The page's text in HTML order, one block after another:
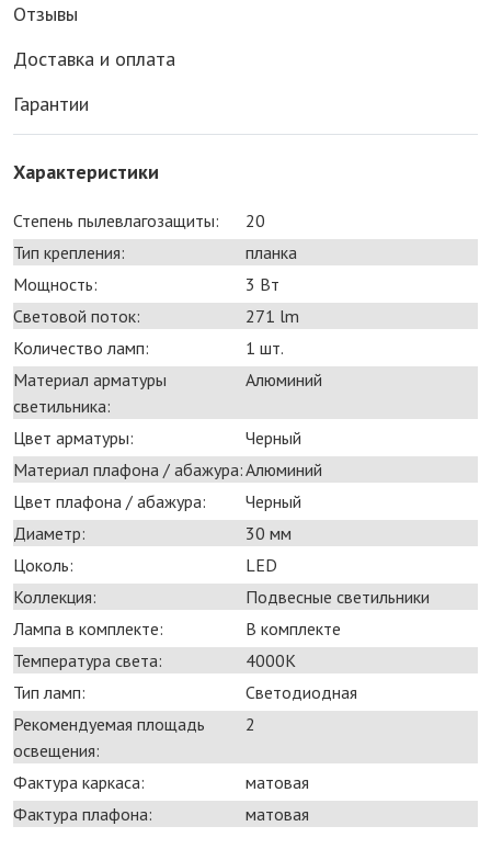
Отзывы
Доставка и оплата
Гарантии
Характеристики
Степень пылевлагозащиты:
20
Тип крепления:
планка
Мощность:
3 Bт
Световой поток:
271 lm
Количество ламп:
1 шт.
Материал арматуры
светильника:
Алюминий
Цвет арматуры:
Черный
Материал плафона / абажура:Алюминий
Цвет плафона / абажура:
Черный
Диаметр:
30 мм
Цоколь:
LED
Коллекция:
Подвесные светильники
Лампа в комплекте:
В комплекте
Температура света:
4000K
Тип ламп:
Светодиодная
Рекомендуемая площадь
освещения:
2
Фактура каркаса:
матовая
Фактура плафона:
матовая